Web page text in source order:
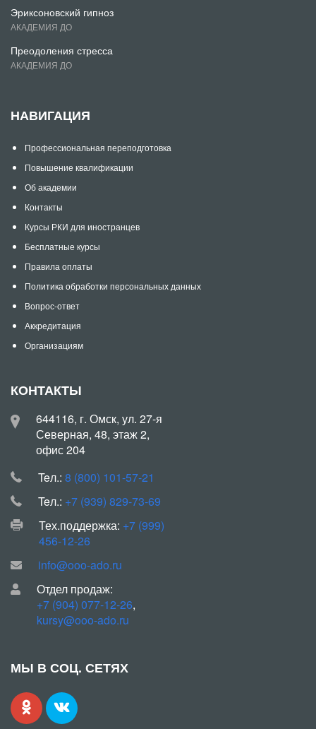
Эриксоновский гипноз
АКАДЕМИЯ ДО
Преодоления стресса
АКАДЕМИЯ ДО
НАВИГАЦИЯ
Профессиональная переподготовка
Повышение квалификации
Об академии
Контакты
Курсы РКИ для иностранцев
Бесплатные курсы
Правила оплаты
Политика обработки персональных данных
Вопрос-ответ
Аккредитация
Организациям
КОНТАКТЫ
644116, г. Омск, ул. 27-я
Северная, 48, этаж 2,
офис 204
Teл.: 8 (800) 101-57-21
Teл.: +7 (939) 829-73-69
Тех.поддержка: +7 (999)
456-12-26
info@ooo-ado.ru
Отдел продаж:
+7 (904) 077-12-26,
kursy@ooo-ado.ru
МЫ В СОЦ. СЕТЯХ